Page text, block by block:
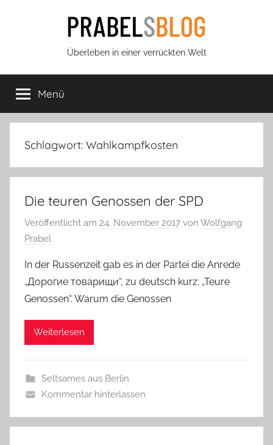
Prabels
Blog
Überleben in einer verrückten Welt
Menü
Schlagwort: Wahlkampfkosten
Die teuren Genossen der SPD
Veröffentlicht am 24. November 2017 von Wolfgang
Prabel
In der Russenzeit gab es in der Partei die Anrede
„Дорогие товарищи“, zu deutsch kurz: „Teure
Genossen“. Warum die Genossen
Weiterlesen
Seltsames aus Berlin
Kommentar hinterlassen